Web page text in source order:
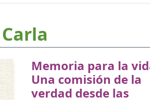
Memoria para la
Una comisión de la
verdad desde las